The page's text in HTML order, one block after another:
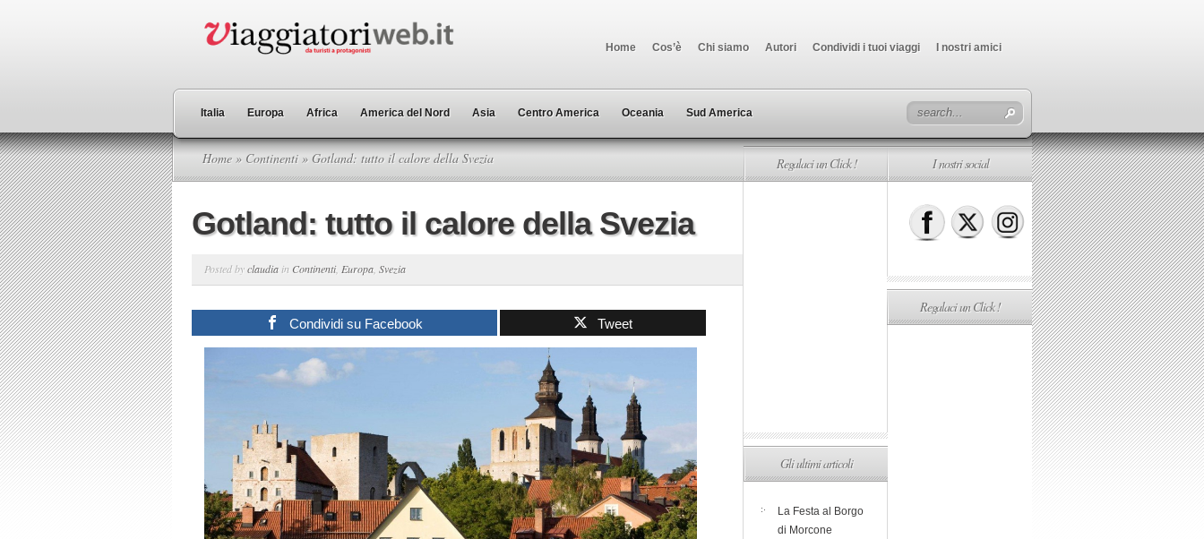
Home Cos’è Chi siamo Autori Condividi i tuoi viaggi I nostri amici
Italia Europa Africa America del Nord Asia Centro America Oceania Sud America
Home » Continenti» Gotland: tutto il calore della Svezia
Gotland: tutto il calore della Svezia
Posted byclaudia in Continenti, Europa Svezia
Condividi su Facebook Tweet
Regalaci un Click !
Gli ultimi articoli
La Festa al Borgo
di Morcone
I nostri social
Regalaci un Click !